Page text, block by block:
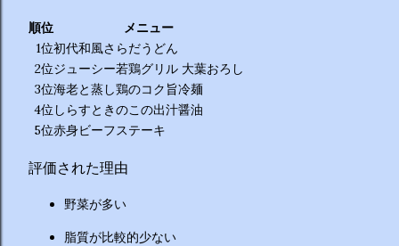
順位
メニュー
1位初代和風さらだうどん
2位ジューシー若鶏グリル 大葉おろし
3位海老と蒸し鶏のコク旨冷麺
4位 しらすときのこの出汁醤油
5位赤身ビーフステーキ
評価された理由
野菜が多い
脂質が比較的少ない